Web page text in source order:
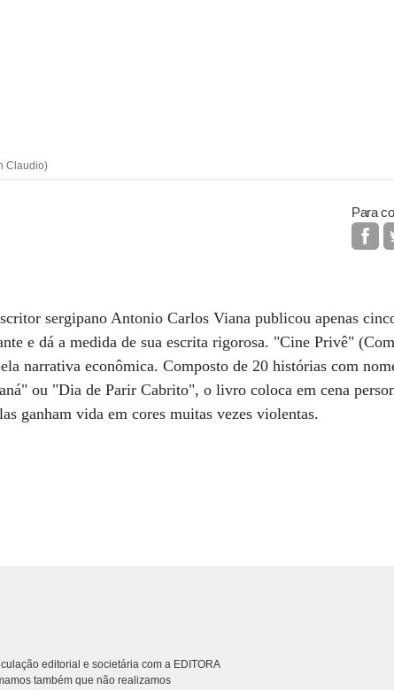
Claudio)
Para
sergipano Antonio Carlos Viana publicou apenas
e dá a medida de sua escrita rigorosa. "Cine Privê"
narrativa econômica. Composto de 20 histórias com
ou "Dia de Parir Cabrito", o livro coloca em cena
ganham vida em cores muitas vezes violentas.
editorial e societária com a EDITORA
também que não realizamos